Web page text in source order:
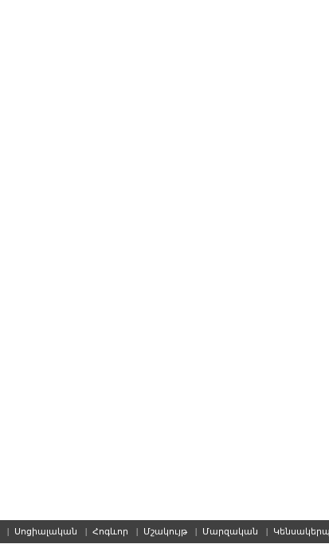
| Սոցիալական | Հոգևոր | Մշակույթ | Մարզական | Կենսակերպ